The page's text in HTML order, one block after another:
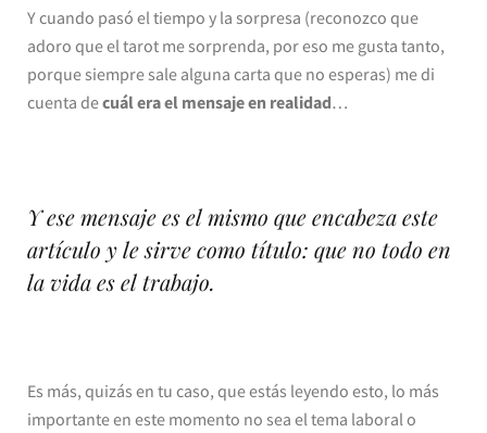
Y cuando pasó el tiempo y la sorpresa (reconozco que
adoro que el tarot me sorprenda, por eso me gusta tanto,
porque siempre sale alguna carta que no esperas) me di
cuenta decuál era el mensaje en realidad…
Y ese mensaje es el mismo que encabeza este
artículo y le sirve como título: que no todo en
la vida es el trabajo.
Es más, quizás en tu caso, que estás leyendo esto, lo más
importante en este momento no sea el tema laboral o